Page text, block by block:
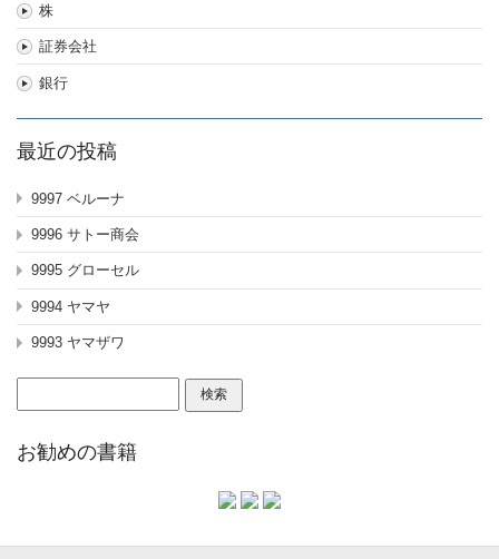
株
証券会社
銀行
最近の投稿
9997 ベルーナ
9996 サトー商会
9995 グローセル
9994 ヤマヤ
9993 ヤマザワ
索:
お勧めの書籍